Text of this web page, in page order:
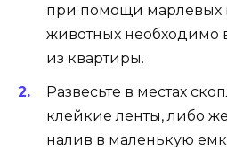
при помощи марлевых
животных необходимо
из квартиры.
Развесьте в местах
клейкие ленты, либо
налив в маленькую